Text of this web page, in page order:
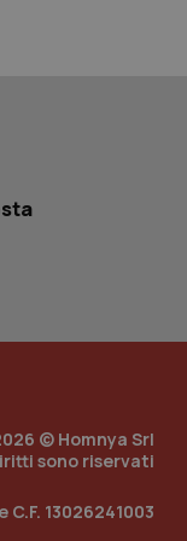
© Homnya Srl
sono riservati
C.F. 13026241003